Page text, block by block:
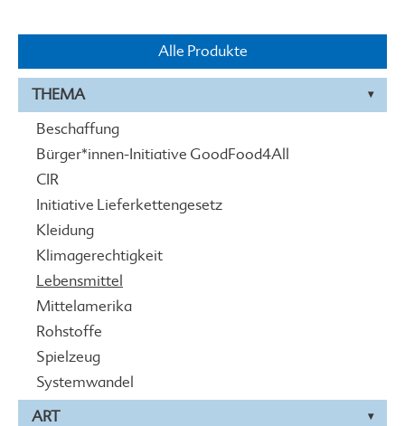
Alle Produkte
THEMA
Beschaffung
Bürger*innen-Initiative GoodFood4All
CIR
Initiative Lieferkettengesetz
Kleidung
Klimagerechtigkeit
Lebensmittel
Mittelamerika
Rohstoffe
Spielzeug
Systemwandel
ART